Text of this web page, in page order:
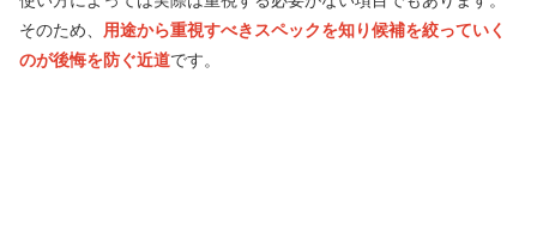
そのため、 用途から重視すべきスペックを知り候補を絞っていく
のが後悔を防ぐ近道です。